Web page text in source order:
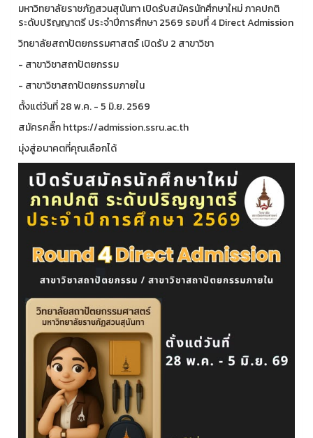
มหาวิทยาลัยราชภัฏสวนสุนันทา เปิดรับสมัครนักศึกษาใหม่ ภาคปกติ
ระดับปริญญาตรี ประจำปีการศึกษา 2569 รอบที่ 4 Direct Admission
วิทยาลัยสถาปัตยกรรมศาสตร์ เปิดรับ 2 สาขาวิชา
- สาขาวิชาสถาปัตยกรรม
- สาขาวิชาสถาปัตยกรรมภายใน
ตั้งแต่วันที่ 28 พ.ค. - 5 มิ.ย. 2569
สมัครคลิ๊ก https://admission.ssru.ac.th
มุ่งสู่อนาคตที่คุณเลือกได้